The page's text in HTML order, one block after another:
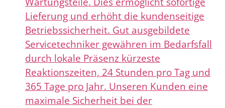
Lieferung und erhöht die kundenseitige
Betriebssicherheit. Gut ausgebildete
Servicetechniker gewähren im Bedarfsfall
durch lokale Präsenz kürzeste
Reaktionszeiten, 24 Stunden pro Tag und
365 Tage pro Jahr. Unseren Kunden eine
maximale Sicherheit bei der